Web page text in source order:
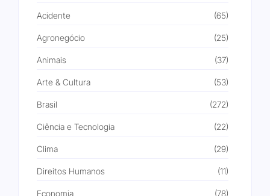
Acidente (65)
Agronegócio (25)
Animais (37)
Arte & Cultura (53)
Brasil (272)
Ciência e Tecnologia (22)
Clima (29)
Direitos Humanos (11)
Economia (78)